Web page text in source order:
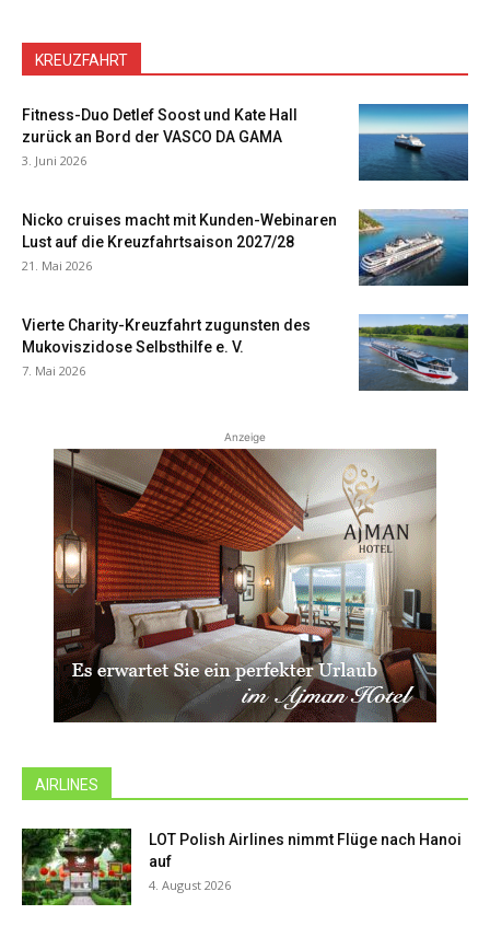
KREUZFAHRT
Fitness-Duo Detlef Soost und Kate Hall
zurück an Bord der VASCO DA GAMA
3. Juni 2026
Nicko cruises macht mit Kunden-Webinaren
Lust auf die Kreuzfahrtsaison 2027/28
21. Mai 2026
Vierte Charity-Kreuzfahrt zugunsten des
Mukoviszidose Selbsthilfe e. V.
7. Mai 2026
Anzeige
AIRLINES
LOT Polish Airlines nimmt Flüge nach Hanoi
auf
4. August 2026